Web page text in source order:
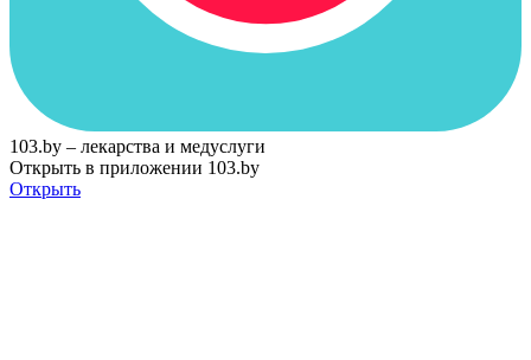
103.by – лекарства и медуслуги
Открыть в приложении 103.by
Открыть